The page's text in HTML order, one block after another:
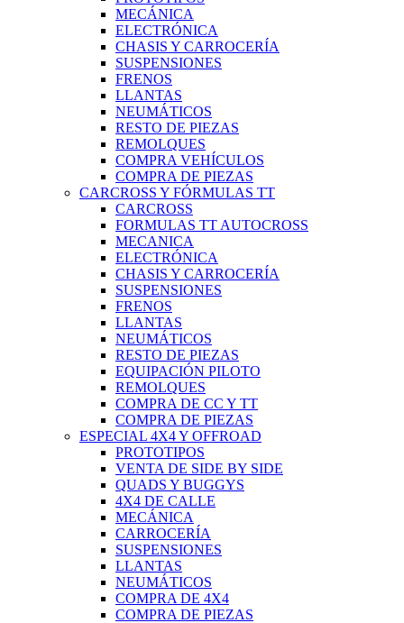
MECÁNICA
ELECTRÓNICA
CHASIS Y CARROCERÍA
SUSPENSIONES
FRENOS
LLANTAS
NEUMÁTICOS
RESTO DE PIEZAS
REMOLQUES
COMPRA VEHÍCULOS
COMPRA DE PIEZAS
CARCROSS Y FÓRMULAS TT
CARCROSS
FORMULAS TT AUTOCROSS
MECANICA
ELECTRÓNICA
CHASIS Y CARROCERÍA
SUSPENSIONES
FRENOS
LLANTAS
NEUMÁTICOS
RESTO DE PIEZAS
EQUIPACIÓN PILOTO
REMOLQUES
COMPRA DE CC Y TT
COMPRA DE PIEZAS
ESPECIAL 4X4 Y OFFROAD
PROTOTIPOS
VENTA DE SIDE BY SIDE
QUADS Y BUGGYS
4X4 DE CALLE
MECÁNICA
CARROCERÍA
SUSPENSIONES
LLANTAS
NEUMÁTICOS
COMPRA DE 4X4
COMPRA DE PIEZAS